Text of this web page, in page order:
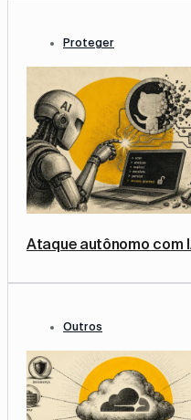
Proteger
Ataque autônomo com
Outros